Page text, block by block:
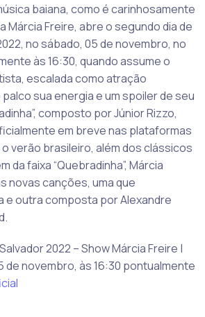
baiana, como é carinhosamente
Márcia Freire, abre o segundo dia de
no sábado, 05 de novembro, no
às 16:30, quando assume o
escalada como atração
sua energia e um spoiler de seu
composto por Júnior Rizzo,
em breve nas plataformas
verão brasileiro, além dos clássicos
da faixa “Quebradinha”, Márcia
novas canções, uma que
e outra composta por Alexandre
2022 – Show Márcia Freire |
de novembro, às 16:30 pontualmente